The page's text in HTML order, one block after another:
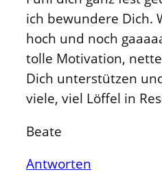
ich bewundere Dich.
hoch und noch
tolle Motivation,
Dich unterstützen
viele, viel Löffel in
Beate
Antworten